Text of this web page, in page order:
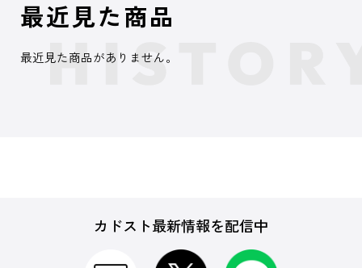
最近見た商品
最近見た商品がありません。
カドスト最新情報を配信中